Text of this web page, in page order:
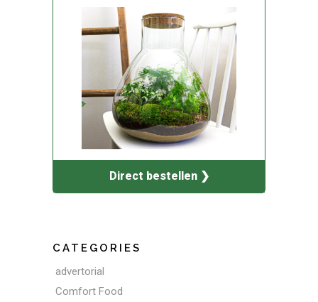
Direct bestellen ❯
CATEGORIES
advertorial
Comfort Food